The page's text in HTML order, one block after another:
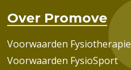
Over Promove
Voorwaarden Fysiotherapie
Voorwaarden FysioSport